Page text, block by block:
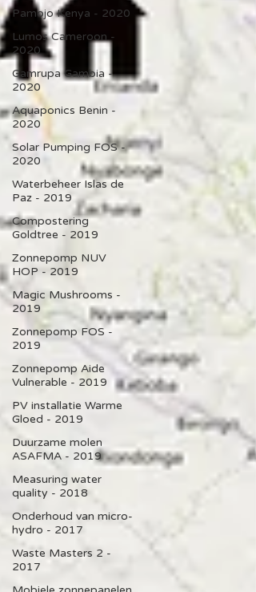
Pamojo Kenya - 2020
Lumos Cameroon -
2020
Gamrupa Gambia -
2020
Aquaponics Benin -
2020
Solar Pumping FOS -
2020
Waterbeheer Islas de
Paz - 2019
Compostering
Goldtree - 2019
Zonnepomp NUV
HOP - 2019
Magic Mushrooms -
2019
Zonnepomp FOS -
2019
Zonnepomp Aide
Vulnerable - 2019
PV installatie Warme
Gloed - 2019
Duurzame molen
ASAFMA - 2019
Measuring water
quality - 2018
Onderhoud van micro-
hydro - 2017
Waste Masters 2 -
2017